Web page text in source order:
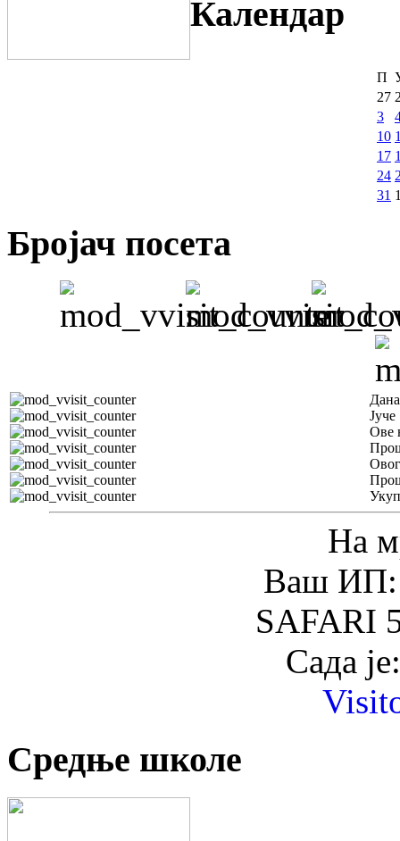
Календар
П
27
3
10
17
24
31
Бројач посета
Јуче
Ове
На
Ваш ИП:
SAFARI
Сада
Средње школе